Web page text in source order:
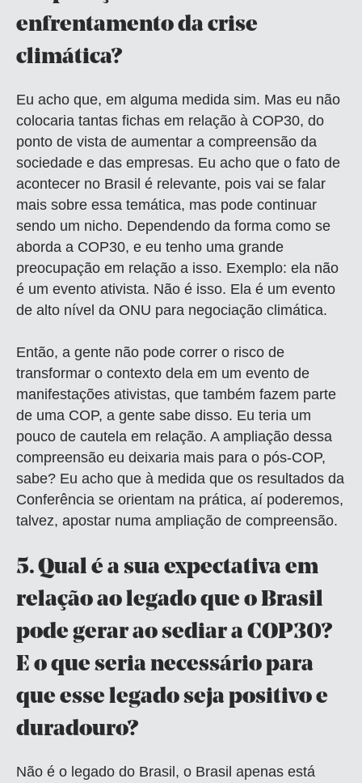
enfrentamento da crise
climática?
Eu acho que, em alguma medida sim. Mas eu não
colocaria tantas fichas em relação à COP30, do
ponto de vista de aumentar a compreensão da
sociedade e das empresas. Eu acho que o fato de
acontecer no Brasil é relevante, pois vai se falar
mais sobre essa temática, mas pode continuar
sendo um nicho. Dependendo da forma como se
aborda a COP30, e eu tenho uma grande
preocupação em relação a isso. Exemplo: ela não
é um evento ativista. Não é isso. Ela é um evento
de alto nível da ONU para negociação climática.
Então, a gente não pode correr o risco de
transformar o contexto dela em um evento de
manifestações ativistas, que também fazem parte
de uma COP, a gente sabe disso. Eu teria um
pouco de cautela em relação. A ampliação dessa
compreensão eu deixaria mais para o pós-COP,
sabe? Eu acho que à medida que os resultados da
Conferência se orientam na prática, aí poderemos,
talvez, apostar numa ampliação de compreensão.
5.Qual é a sua expectativa em
relação ao legado que o Brasil
pode gerar ao sediar a COP30?
E o que seria necessário para
que esse legado seja positivo e
duradouro?
Não é o legado do Brasil, o Brasil apenas está